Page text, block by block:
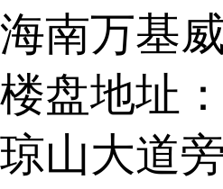
海南万基
楼盘地址：
琼山大道